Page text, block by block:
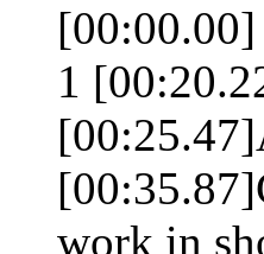
1
work in